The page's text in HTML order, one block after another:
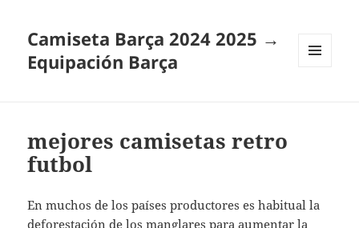
Camiseta Barça 2024 2025 →
Equipación Barça
mejores camisetas retro
futbol
En muchos de los países productores es habitual la
deforestación de los manglares para aumentar la